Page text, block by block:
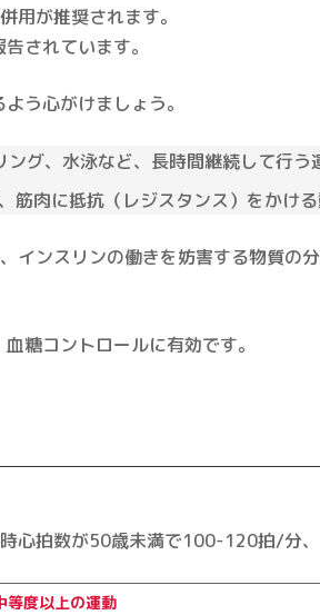
用が推奨されます。
されています。
う心がけましょう。
グ、水泳など、長時間継続して行う
筋肉に抵抗（レジスタンス）をかけ
インスリンの働きを妨害する物質の
糖コントロールに有効です。
心拍数が50歳未満で100-120拍/分
等度以上の運動